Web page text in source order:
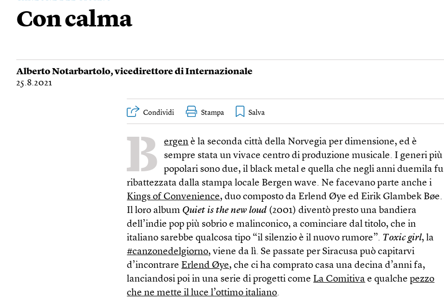
Con calma
Alberto Notarbartolo, vicedirettore di Internazionale
25.8.2021
Condividi Stampa
B ergen è la seconda città della Norvegia per dimensione, ed è
sempre stata un vivace centro di produzione musicale. I generi più
popolari sono due, il black metal e quella che negli anni duemila fu
ribattezzata dalla stampa locale Bergen wave. Ne facevano parte anche i
Kings of Convenience, duo composto da Erlend Øye ed Eirik Glambek Bøe.
Il loro album Quiet is the new loud (2001) diventò presto una bandiera
dell’indie pop più sobrio e malinconico, a cominciare dal titolo, che in
italiano sarebbe qualcosa tipo “il silenzio è il nuovo rumore”. Toxic girl, la
#canzonedelgiorno, viene da lì. Se passate per Siracusa può capitarvi
d’incontrare Erlend Øye, che ci ha comprato casa una decina d’anni fa,
lanciandosi poi in una serie di progetti come La Comitiva e qualchepezzo
che ne mette il luce l’ottimo italiano.